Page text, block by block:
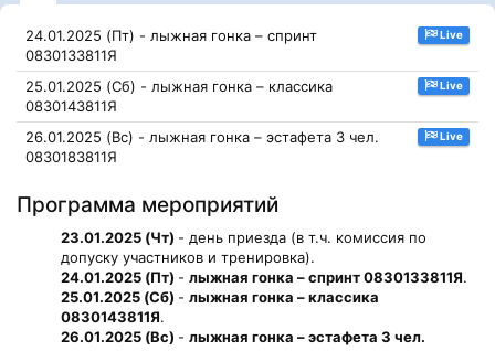
24.01.2025 (Пт) - лыжная гонка – спринт
0830133811Я
Live
25.01.2025 (Сб) - лыжная гонка – классика
0830143811Я
Live
26.01.2025 (Вс) - лыжная гонка – эстафета 3 чел.
0830183811Я
Live
Программа мероприятий
23.01.2025 (Чт) - день приезда (в т.ч. комиссия по
допуску участников и тренировка).
24.01.2025 (Пт) - лыжная гонка – спринт 0830133811Я.
25.01.2025 (Сб) - лыжная гонка – классика
0830143811Я.
26.01.2025 (Вс) - лыжная гонка – эстафета 3 чел.